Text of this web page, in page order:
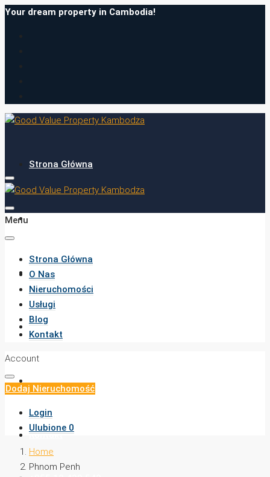
Your dream property in Cambodia!
Strona Główna
Nieruchomości
Usługi
Blog
Kontakt
Menu
Strona Główna
O Nas
Nieruchomości
Usługi
Blog
Kontakt
Account
Dodaj Nieruchomość
Login
Ulubione 0
Home
Phnom Penh